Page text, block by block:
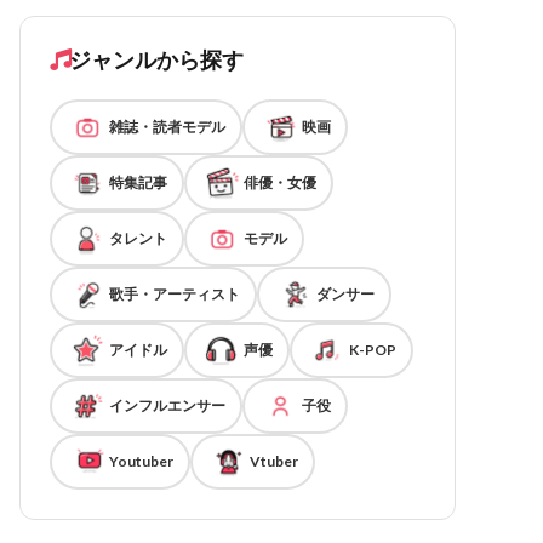
ジャンルから探す
雑誌・読者モデル 映画
特集記事 俳優・女優
タレント モデル
歌手・アーティスト ダンサー
アイドル 声優 K-POP
インフルエンサー 子役
Youtuber Vtuber